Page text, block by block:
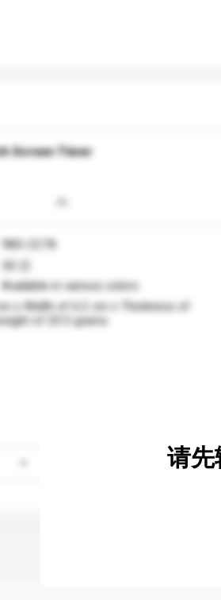
Screen Timer
980-2278
30 日
Available in various colors
x Width of 6.2 cm x Thickness of
of 20.5 grams
新增/删除选项
请先